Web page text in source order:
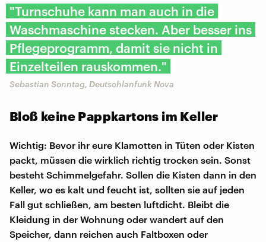
"Turnschuhe kann man auch in die
Waschmaschine stecken. Aber besser ins
Pflegeprogramm, damit sie nicht in
Einzelteilen rauskommen."
Sebastian Sonntag, Deutschlanfunk Nova
Bloß keine Pappkartons im Keller
Wichtig: Bevor ihr eure Klamotten in Tüten oder Kisten
packt, müssen die wirklich richtig trocken sein. Sonst
besteht Schimmelgefahr. Sollen die Kisten dann in den
Keller, wo es kalt und feucht ist, sollten sie auf jeden
Fall gut schließen, am besten luftdicht. Bleibt die
Kleidung in der Wohnung oder wandert auf den
Speicher, dann reichen auch Faltboxen oder